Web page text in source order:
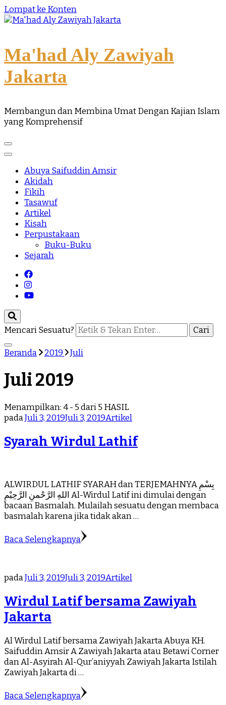
Lompat ke Konten
Ma'had Aly Zawiyah
Jakarta
Membangun dan Membina Umat Dengan Kajian Islam
yang Komprehensif
Abuya Saifuddin Amsir
Akidah
Fikih
Tasawuf
Artikel
Kisah
Perpustakaan
Buku-Buku
Sejarah
Mencari Sesuatu?
Beranda 2019 Juli
Juli 2019
Menampilkan: 4 - 5 dari 5 HASIL
padaJuli 3, 2019Juli 3, 2019Artikel
Syarah Wirdul Lathif
ALWIRDUL LATHIF SYARAH dan TERJEMAHNYA بِسْمِ
اللهِ الرَّحْمنِ الرَّحِيْمِ Al-Wirdul Latif ini dimulai dengan
bacaan Basmalah. Mulailah sesuatu dengan membaca
basmalah karena jika tidak akan …
Baca Selengkapnya
padaJuli 3, 2019Juli 3, 2019Artikel
Wirdul Latif bersama Zawiyah
Jakarta
Al Wirdul Latif bersama Zawiyah Jakarta Abuya KH.
Saifuddin Amsir A Zawiyah Jakarta atau Betawi Corner
dan Al-Asyirah Al-Qur’aniyyah Zawiyah Jakarta Istilah
Zawiyah Jakarta di …
Baca Selengkapnya